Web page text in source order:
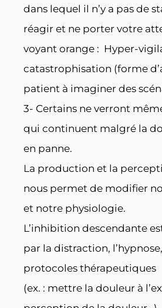
dans lequel il n’y a pas de
réagir et ne porter votre
voyant orange : Hyper-
catastrophisation (forme
patient à imaginer des
3- Certains ne verront
qui continuent malgré la
en panne.
La production et la
nous permet de modifier
et notre physiologie.
L’inhibition descendante
par la distraction,
protocoles thérapeutiques
(ex. : mettre la douleur à